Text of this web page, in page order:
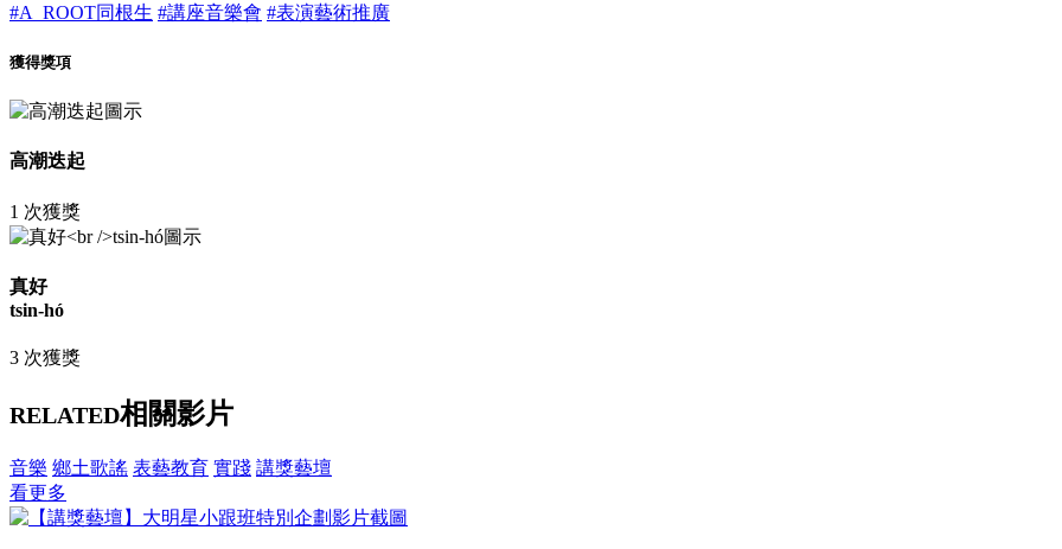
#A_ROOT同根生 #講座音樂會 #表演藝術推廣
獲得獎項
高潮迭起
1 次獲獎
真好
tsin-hó
3 次獲獎
RELATED相關影片
音樂 鄉土歌謠 表藝教育 實踐 講獎藝壇
看更多